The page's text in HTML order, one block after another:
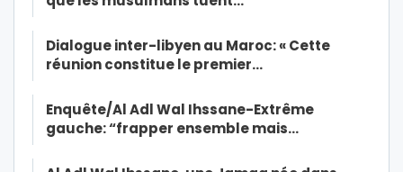
Dialogue inter-libyen au Maroc: « Cette
réunion constitue le premier…
Enquête/Al Adl Wal Ihssane-Extrême
gauche: “frapper ensemble mais…